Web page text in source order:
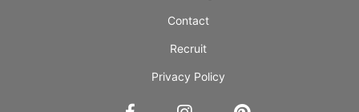
Contact
Recruit
Privacy Policy